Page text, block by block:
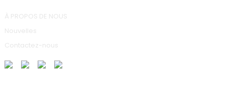
À PROPOS DE NOUS
Nouvelles
Contactez-nous